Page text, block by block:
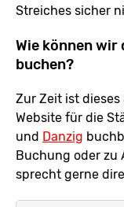
Streiches sicher
Wie können
buchen?
Zur Zeit ist
Website für die
und Danzig
Buchung oder zu
sprecht gerne